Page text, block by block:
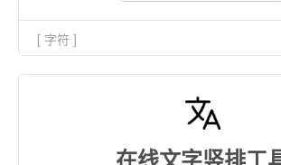
[ 字符 ]
在线文字竖排工